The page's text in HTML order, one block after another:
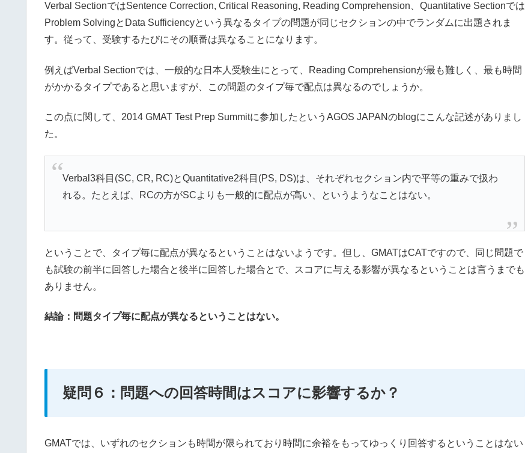
Verbal SectionではSentence Correction, Critical Reasoning, Reading Comprehension、Quantitative Sectionでは
Problem SolvingとData Sufficiencyという異なるタイプの問題が同じセクションの中でランダムに出題されま
す。従って、受験するたびにその順番は異なることになります。
例えばVerbal Sectionでは、一般的な日本人受験生にとって、Reading Comprehensionが最も難しく、最も時間
がかかるタイプであると思いますが、この問題のタイプ毎で配点は異なるのでしょうか。
この点に関して、2014 GMAT Test Prep Summitに参加したというAGOS JAPANのblogにこんな記述がありまし
た。
Verbal3科目(SC, CR, RC)とQuantitative2科目(PS, DS)は、それぞれセクション内で平等の重みで扱わ
れる。たとえば、RCの方がSCよりも一般的に配点が高い、というようなことはない。
ということで、タイプ毎に配点が異なるということはないようです。但し、GMATはCATですので、同じ問題で
も試験の前半に回答した場合と後半に回答した場合とで、スコアに与える影響が異なるということは言うまでも
ありません。
結論：問題タイプ毎に配点が異なるということはない。
疑問６：問題への回答時間はスコアに影響するか？
GMATでは、いずれのセクションも時間が限られており時間に余裕をもってゆっくり回答するということはない